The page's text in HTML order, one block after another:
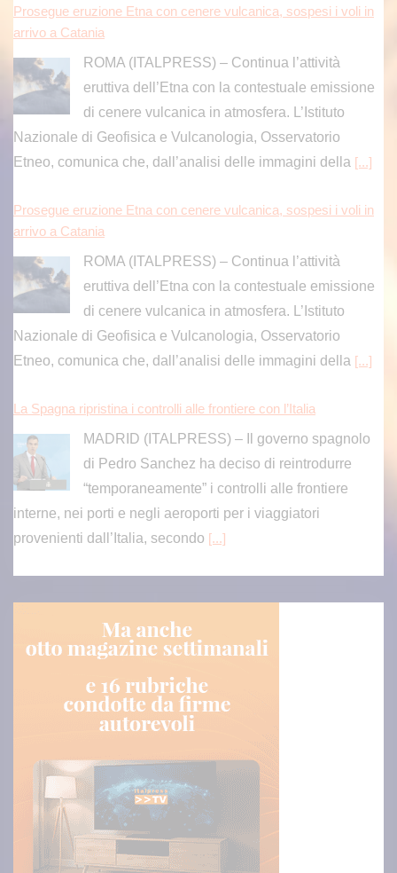
Prosegue eruzione Etna con cenere vulcanica, sospesi i voli in
arrivo a Catania
ROMA (ITALPRESS) – Continua l’attività
eruttiva dell’Etna con la contestuale emissione
di cenere vulcanica in atmosfera. L’Istituto
Nazionale di Geofisica e Vulcanologia, Osservatorio
Etneo, comunica che, dall’analisi delle immagini della [...]
Prosegue eruzione Etna con cenere vulcanica, sospesi i voli in
arrivo a Catania
ROMA (ITALPRESS) – Continua l’attività
eruttiva dell’Etna con la contestuale emissione
di cenere vulcanica in atmosfera. L’Istituto
Nazionale di Geofisica e Vulcanologia, Osservatorio
Etneo, comunica che, dall’analisi delle immagini della [...]
La Spagna ripristina i controlli alle frontiere con l’Italia
MADRID (ITALPRESS) – Il governo spagnolo
di Pedro Sanchez ha deciso di reintrodurre
“temporaneamente” i controlli alle frontiere
interne, nei porti e negli aeroporti per i viaggiatori
provenienti dall’Italia, secondo [...]